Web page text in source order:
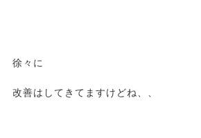
徐々に
改善はしてきてますけどね、、